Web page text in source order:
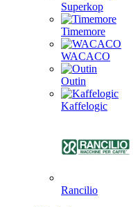
Superkop
Timemore
WACACO
Outin
Kaffelogic
Rancilio